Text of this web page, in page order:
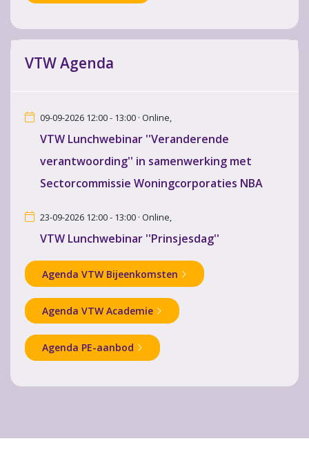
VTW Agenda
09-09-2026 12:00 - 13:00 · Online,
VTW Lunchwebinar ''Veranderende
verantwoording'' in samenwerking met
Sectorcommissie Woningcorporaties NBA
23-09-2026 12:00 - 13:00 · Online,
VTW Lunchwebinar ''Prinsjesdag''
Agenda VTW Bijeenkomsten
Agenda VTW Academie
Agenda PE-aanbod